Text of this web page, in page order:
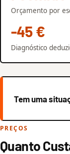
Orçamento por
-45 €
Diagnóstico
Tem uma
PREÇOS
Quanto